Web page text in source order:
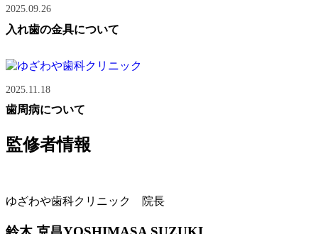
2025.09.26
入れ歯の金具について
2025.11.18
歯周病について
監修者情報
ゆざわや歯科クリニック 院長